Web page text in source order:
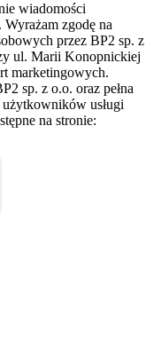
wiadomości
zgodę na
przez BP2 sp. z
ul. Marii Konopnickiej
marketingowych.
sp. z o.o. oraz pełna
usługi
na stronie: